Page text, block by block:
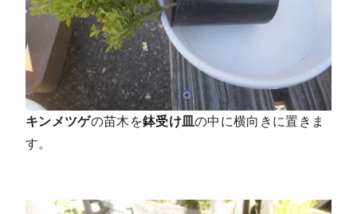
キンメツゲの苗木を鉢受け皿の中に横向きに置きま
す。